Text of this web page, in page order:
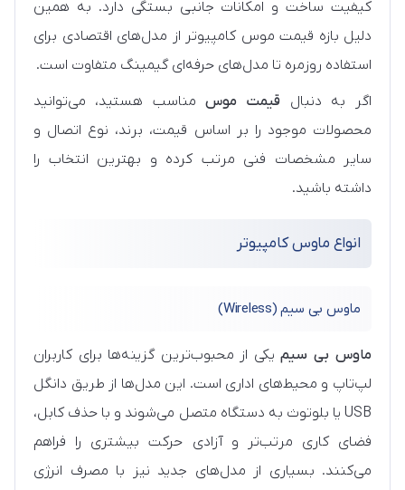
کیفیت ساخت و امکانات جانبی بستگی دارد. به همین
دلیل بازه قیمت موس کامپیوتر از مدل‌های اقتصادی برای
استفاده روزمره تا مدل‌های حرفه‌ای گیمینگ متفاوت است.
اگر به دنبال قیمت موس مناسب هستید، می‌توانید
محصولات موجود را بر اساس قیمت، برند، نوع اتصال و
سایر مشخصات فنی مرتب کرده و بهترین انتخاب را
داشته باشید.
انواع ماوس کامپیوتر
ماوس بی سیم (Wireless)
ماوس بی سیم یکی از محبوب‌ترین گزینه‌ها برای کاربران
لپ‌تاپ و محیط‌های اداری است. این مدل‌ها از طریق دانگل
USB یا بلوتوث به دستگاه متصل می‌شوند و با حذف کابل،
فضای کاری مرتب‌تر و آزادی حرکت بیشتری را فراهم
می‌کنند. بسیاری از مدل‌های جدید نیز با مصرف انرژی